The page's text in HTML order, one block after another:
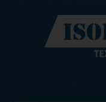
содержимому